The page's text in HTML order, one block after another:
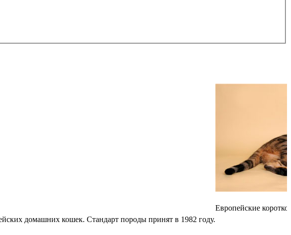
домашних кошек. Стандарт породы принят в 1982 году.
Европейские